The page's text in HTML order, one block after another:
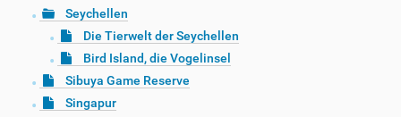
Seychellen
Die Tierwelt der Seychellen
Bird Island, die Vogelinsel
Sibuya Game Reserve
Singapur